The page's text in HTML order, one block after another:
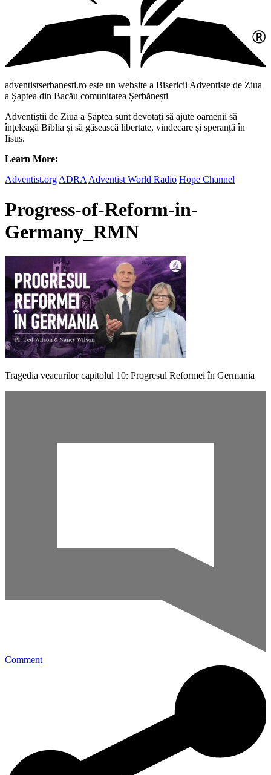
adventistserbanesti.ro este un website a Bisericii Adventiste de Ziua
a Șaptea din Bacău comunitatea Șerbănești
Adventiștii de Ziua a Șaptea sunt devotați să ajute oamenii să
înțeleagă Biblia și să găsească libertate, vindecare și speranță în
Iisus.
Learn More:
Adventist.org ADRA Adventist World Radio Hope Channel
Progress-of-Reform-in-
Germany_RMN
Tragedia veacurilor capitolul 10: Progresul Reformei în Germania
Comment